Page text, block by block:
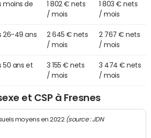
moins de
1 802 € nets
/ mois
1 803 € nets
/ mois
26-49 ans
2 645 € nets
/ mois
2 767 € nets
/ mois
50 ans et
3 155 € nets
/ mois
3 474 € nets
/ mois
et CSP à Fresnes
moyens en 2022 (source : JDN